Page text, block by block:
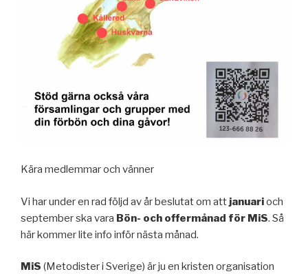
Kära medlemmar och vänner
Vi har under en rad följd av år beslutat om attjanuarioch
september ska vara Bön- och offermånad för MiS. Så
här kommer lite info inför nästa månad.
MiS (Metodister i Sverige) är ju en kristen organisation